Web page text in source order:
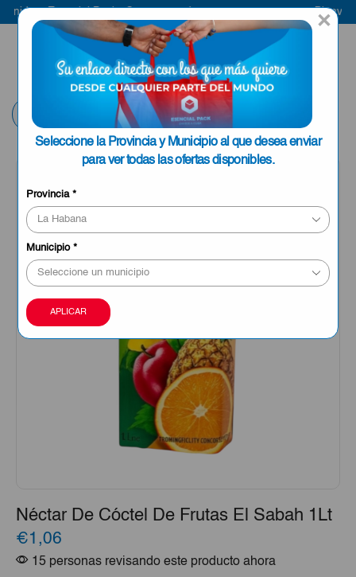
×
Seleccione la Provincia y Municipio al que desea enviar
para ver todas las ofertas disponibles.
Provincia*
Municipio*
APLICAR
a Esencial Pack
ENVIAR A LA
HABANA
Néctar De Cóctel De Frutas El Sabah 1Lt
€1,06
15 personas revisando este producto ahora